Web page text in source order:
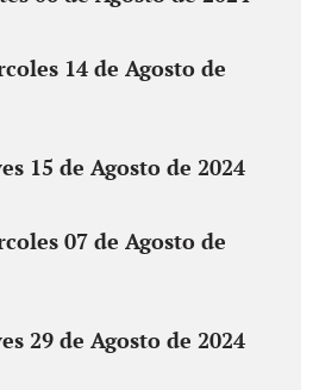
14 de Agosto de
15 de Agosto de 2024
07 de Agosto de
29 de Agosto de 2024